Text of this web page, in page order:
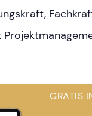
GRATIS